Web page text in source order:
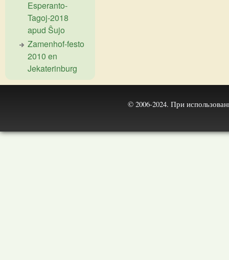
Esperanto-
Tagoj-2018
apud Ŝujo
Zamenhof-festo
2010 en
Jekaterinburg
© 2006-2024. При